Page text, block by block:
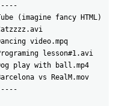
(imagine fancy HTML)
video.mpq
lesson#1.avi
play with ball.mp4
vs RealM.mov